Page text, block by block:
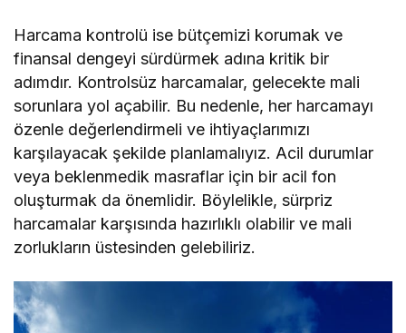
Harcama kontrolü ise bütçemizi korumak ve
finansal dengeyi sürdürmek adına kritik bir
adımdır. Kontrolsüz harcamalar, gelecekte mali
sorunlara yol açabilir. Bu nedenle, her harcamayı
özenle değerlendirmeli ve ihtiyaçlarımızı
karşılayacak şekilde planlamalıyız. Acil durumlar
veya beklenmedik masraflar için bir acil fon
oluşturmak da önemlidir. Böylelikle, sürpriz
harcamalar karşısında hazırlıklı olabilir ve mali
zorlukların üstesinden gelebiliriz.